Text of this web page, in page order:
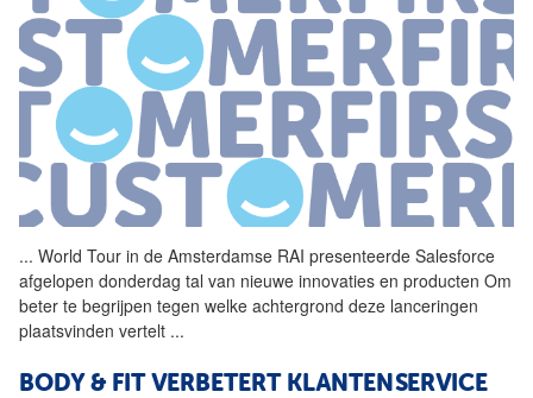
... World Tour in de Amsterdamse RAI presenteerde Salesforce
afgelopen donderdag tal van nieuwe innovaties en producten Om
beter te begrijpen tegen welke achtergrond deze lanceringen
plaatsvinden vertelt ...
BODY & FIT VERBETERT KLANTENSERVICE